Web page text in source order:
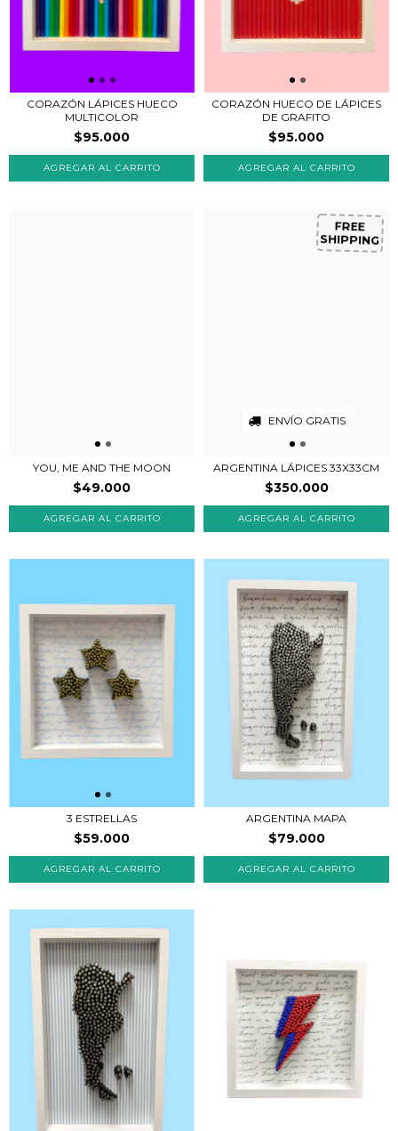
CORAZÓN LÁPICES HUECO
MULTICOLOR
$95.000
CORAZÓN HUECO DE LÁPICES
DE GRAFITO
$95.000
YOU, ME AND THE MOON
$49.000
ENVÍO GRATIS
FREE
SHIPPING
ARGENTINA LÁPICES 33X33CM
$350.000
3 ESTRELLAS
$59.000
ARGENTINA MAPA
$79.000